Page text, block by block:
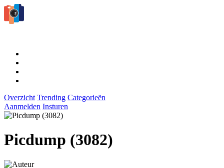
Overzicht Trending Categorieën
Aanmelden Insturen
Picdump (3082)